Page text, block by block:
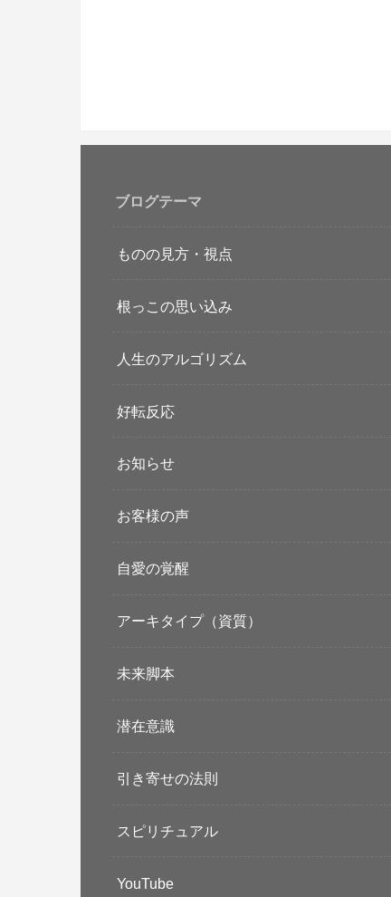
ブログテーマ
ものの見方・視点
根っこの思い込み
人生のアルゴリズム
好転反応
お知らせ
お客様の声
自愛の覚醒
アーキタイプ（資質）
未来脚本
潜在意識
引き寄せの法則
スピリチュアル
YouTube